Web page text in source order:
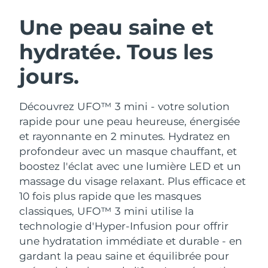
Une peau saine et
hydratée. Tous les
jours.
Découvrez UFO™ 3 mini - votre solution
rapide pour une peau heureuse, énergisée
et rayonnante en 2 minutes. Hydratez en
profondeur avec un masque chauffant, et
boostez l'éclat avec une lumière LED et un
massage du visage relaxant. Plus efficace et
10 fois plus rapide que les masques
classiques, UFO™ 3 mini utilise la
technologie d'Hyper-Infusion pour offrir
une hydratation immédiate et durable - en
gardant la peau saine et équilibrée pour
Nettoyage du visage
Anti-aging massage
LUNA™ 4 Plus
Massage, LED heating
LUNA™ 4 Men
For men, anti-aging massage
Microcurrent toning
BEAR™ 2 go
Microcurrent toning on-the-go
BEAR™ 2 eyes & lips
Microcurrent line smoothing device
Hydratation
UFO™ 3 coffret
Deep facial hydration
UFO™ 3 LED
Near-infrared and red light therapy
device
Soin bucco-dentaire
issa™ 4
Hybrid silicone sonic toothbrush
issa™ 4 plus
Smart hybrid silicone sonic toothbrush
FAQ™ TRAITEMENT ANTI-ÂGE
Anti-âge Traitements LED
NEW
Autriche Livraison estimée
Bahreïn Livraison estimée
Belgique
Bermudes Livraison estimée8/15/26
Bosnie-Herzégovine Livraison estimée
Brunei Livraison estimée 8/14/26
Bulgarie Livraison estimée8/9/26
Canada Livraison estimée
Chili Livraison estimée 8/13/26